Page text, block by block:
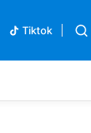
Tiktok